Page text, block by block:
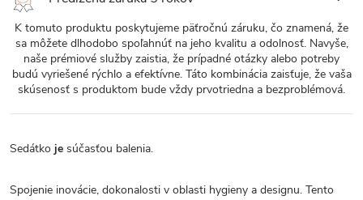
K tomuto produktu poskytujeme päťročnú záruku, čo znamená, že
sa môžete dlhodobo spoľahnúť na jeho kvalitu a odolnosť. Navyše,
naše prémiové služby zaistia, že prípadné otázky alebo potreby
budú vyriešené rýchlo a efektívne. Táto kombinácia zaisťuje, že vaša
skúsenosť s produktom bude vždy prvotriedna a bezproblémová.
Sedátko je súčasťou balenia.
Spojenie inovácie, dokonalosti v oblasti hygieny a designu. Tento